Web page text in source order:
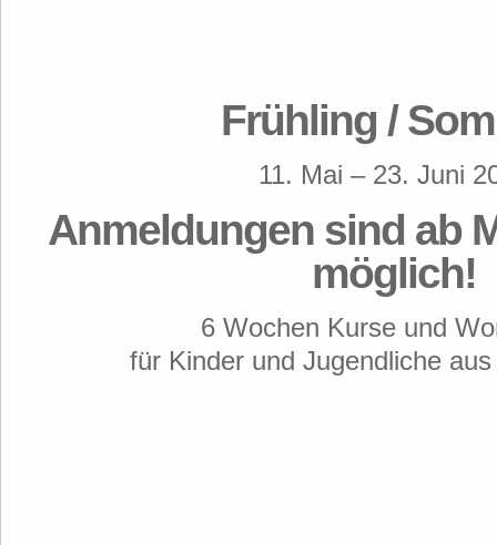
Frühling /
11. Mai – 23. Juni
Anmeldungen sind ab
möglich!
6 Wochen Kurse und
für Kinder und Jugendliche